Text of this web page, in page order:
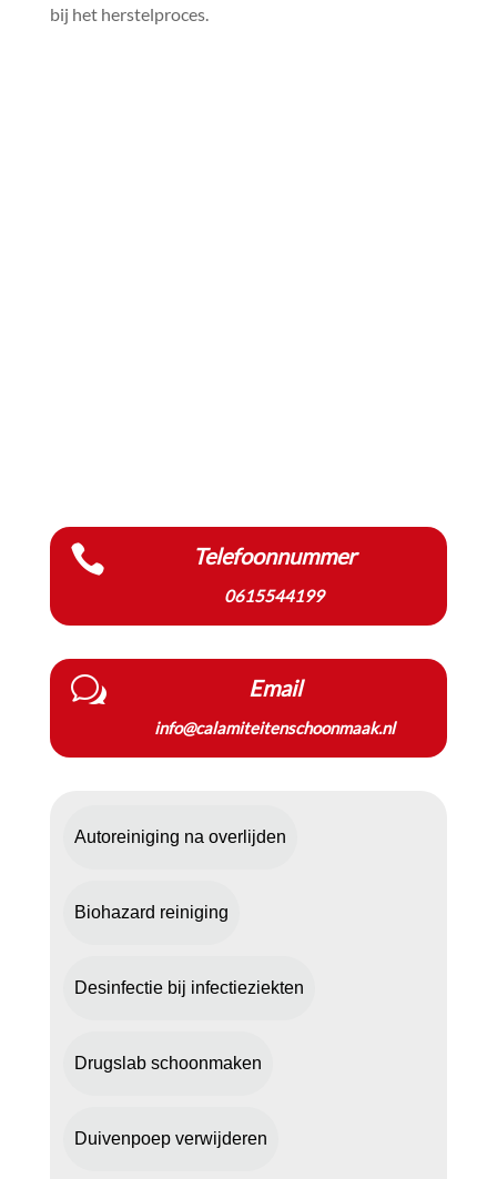
bij het herstelproces.​
 Telefoonnummer
0615544199
w Email
info@calamiteitenschoonmaak.nl
Autoreiniging na overlijden
Biohazard reiniging
Desinfectie bij infectieziekten
Drugslab schoonmaken
Duivenpoep verwijderen